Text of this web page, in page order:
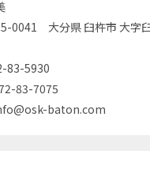
0041 大分県 臼杵市 大字
83-5930
83-7075
baton.com